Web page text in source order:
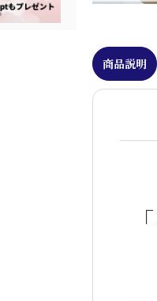
商品説明